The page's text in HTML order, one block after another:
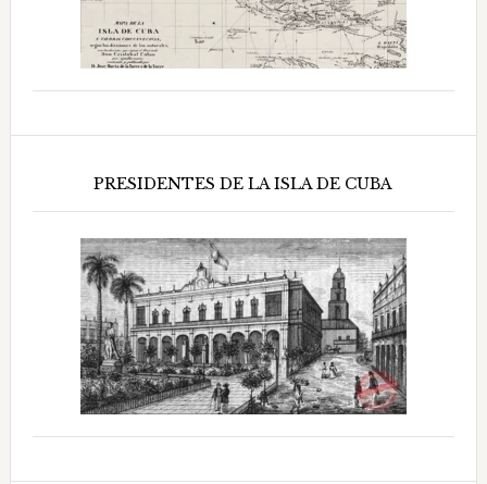
PRESIDENTES DE LA ISLA DE CUBA